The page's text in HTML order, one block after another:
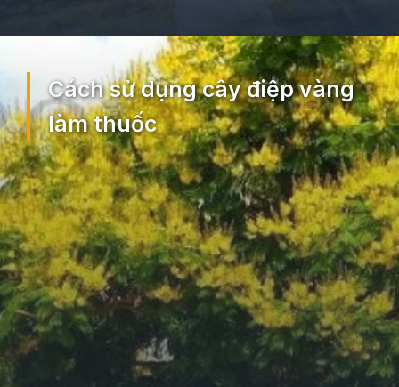
https://ocopaz.vn/cay-diep-vang-217
Cách sử dụng cây điệp vàng
làm thuốc